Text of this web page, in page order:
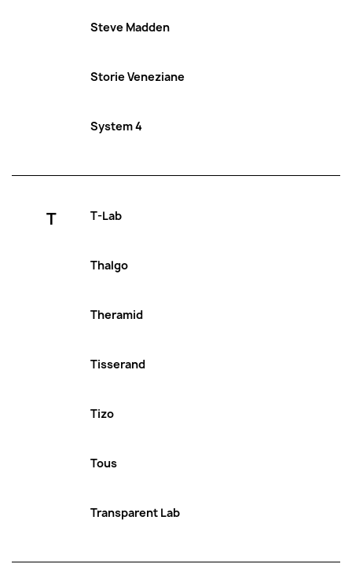
Steve Madden
Storie Veneziane
System 4
T T-Lab
Thalgo
Theramid
Tisserand
Tizo
Tous
Transparent Lab